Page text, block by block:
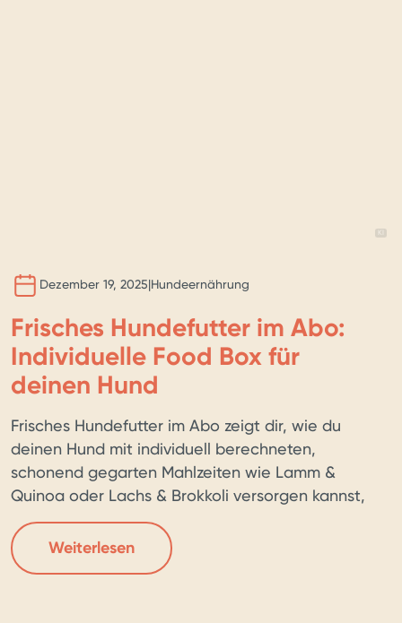
Dezember 19, 2025|Hundeernährung
Frisches Hundefutter im Abo:
Individuelle Food Box für
deinen Hund
Frisches Hundefutter im Abo zeigt dir, wie du
deinen Hund mit individuell berechneten,
schonend gegarten Mahlzeiten wie Lamm &
Quinoa oder Lachs & Brokkoli versorgen kannst,
die tiefgefroren als Food Box bequem per
Komfortlieferung an deine Haustür kommen. Der
Artikel erklärt, wie du über einen Konfigurator
Weiterlesen